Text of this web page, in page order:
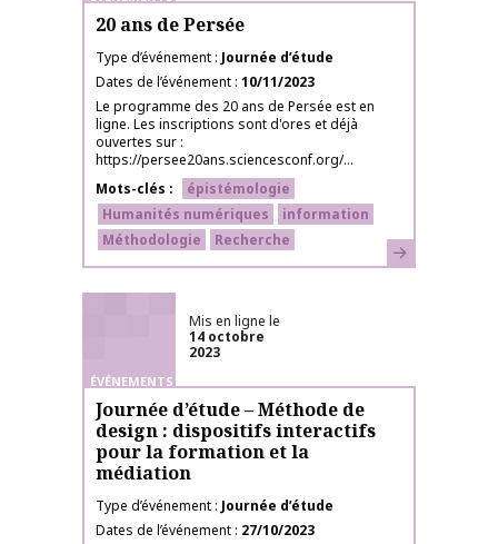
20 ans de Persée
Type d’événement Journée d’étude
Dates de l’événement 10/11/2023
Le programme des 20 ans de Persée est en
ligne. Les inscriptions sont d'ores et déjà
ouvertes sur :
https://persee20ans.sciencesconf.org/...
Mots-clés
épistémologie
Humanités numériques
information
Méthodologie
Recherche En savoir plus
ÉVÉNEMENTS
Mis en ligne le
14 octobre
2023
Journée d’étude – Méthode de
design : dispositifs interactifs
pour la formation et la
médiation
Type d’événement Journée d’étude
Dates de l’événement 27/10/2023